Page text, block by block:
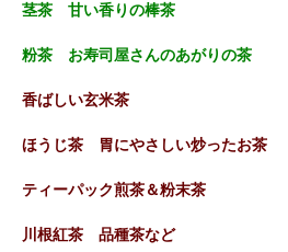
茎茶 甘い香りの棒茶
粉茶 お寿司屋さんのあがりの茶
香ばしい玄米茶
ほうじ茶 胃にやさしい炒ったお茶
ティーパック煎茶＆粉末茶
川根紅茶 品種茶など